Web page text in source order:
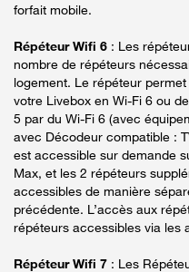
forfait mobile.
Répéteur Wifi 6 : Les
nombre de répéteurs
logement. Le répéteur
votre Livebox en Wi-Fi 6 ou
5 par du Wi-Fi 6 (avec
avec Décodeur compatible :
est accessible sur demande
Max, et les 2 répéteurs
accessibles de manière
précédente. L’accès aux
répéteurs accessibles via les
Répéteur Wifi 7 : Les